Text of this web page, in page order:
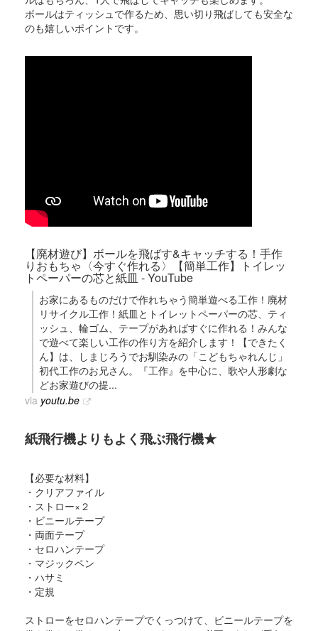
ボールはティッシュで作るため、思い切り飛ばしても安全な
のも嬉しいポイントです。
【廃材遊び】ボールを飛ばす&キャッチする！手作
りおもちゃ〈今すぐ作れる〉【簡単工作】トイレッ
トペーパーの芯と紙皿 - YouTube
お家にあるものだけで作れちゃう簡単遊べる工作！廃材
リサイクル工作！紙皿とトイレットペーパーの芯、ティ
ッシュ、輪ゴム、テープがあればすぐに作れる！みんな
で遊べて楽しい工作の作り方を紹介します！【できたく
ん】は、しまじろうでお馴染みの「こどもちゃれんじ」
初代工作のお兄さん。『工作』を中心に、歌や人形劇な
どお家遊びの提...
via youtu.be
紙飛行機よりもよく飛ぶ飛行機★
【必要な材料】
・クリアファイル
・ストロー×２
・ビニールテープ
・両面テープ
・セロハンテープ
・マジックペン
・ハサミ
・定規
ストローをセロハンテープでくっつけて、ビニールテープを